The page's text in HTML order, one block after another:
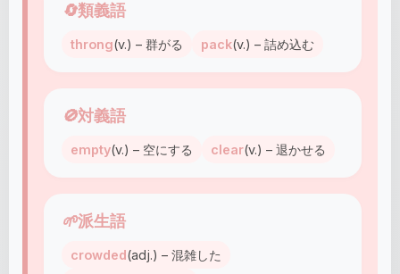
🔄類義語
throng(v.) – 群がる pack(v.) – 詰め込む
🚫対義語
empty(v.) – 空にする clear(v.) – 退かせる
🌱派生語
crowded(adj.) – 混雑した